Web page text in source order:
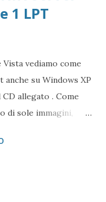
1 LPT
vediamo come
su Windows XP
allegato . Come
di sole immagini,
1 Parallel e 2
si apre un altro